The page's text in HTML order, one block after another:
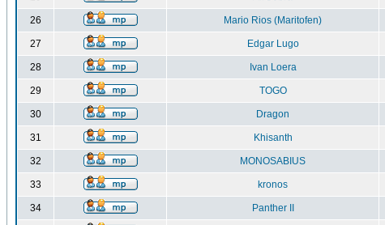
26 Mario Rios (Maritofen)
27 Edgar Lugo
28 Ivan Loera
29 TOGO
30 Dragon
31 Khisanth
32 MONOSABIUS
33 kronos
34 Panther II